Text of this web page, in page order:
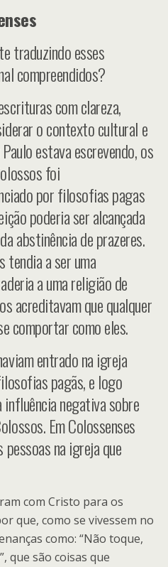
traduzindo esses
compreendidos?
com clareza,
o contexto cultural e
estava escrevendo, os
foi
por filosofias pagas
poderia ser alcançada
abstinência de prazeres.
tendia a ser uma
a uma religião de
acreditavam que qualquer
comportar como eles.
entrado na igreja
pagãs, e logo
influência negativa sobre
Em Colossenses
na igreja que
com Cristo para os
que, como se vivessem no
como: “Não toque,
que são coisas que